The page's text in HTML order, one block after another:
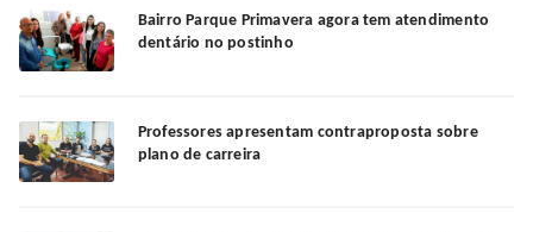
Bairro Parque Primavera agora tem atendimento
dentário no postinho
Professores apresentam contraproposta sobre
plano de carreira